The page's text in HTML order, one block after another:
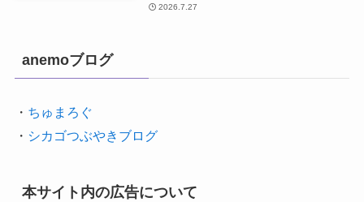
2026.7.27
anemoブログ
・ ちゅまろぐ
・ シカゴつぶやきブログ
本サイト内の広告について